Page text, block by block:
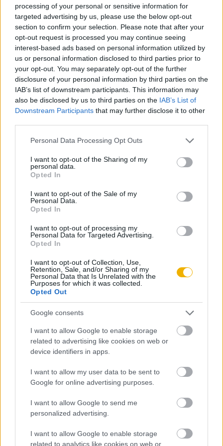
processing of your personal or sensitive information for
targeted advertising by us, please use the below opt-out
section to confirm your selection. Please note that after your
opt-out request is processed you may continue seeing
interest-based ads based on personal information utilized by
us or personal information disclosed to third parties prior to
your opt-out. You may separately opt-out of the further
disclosure of your personal information by third parties on the
IAB’s list of downstream participants. This information may
also be disclosed by us to third parties on the IAB’s List of
Downstream Participants that may further disclose it to other
Please note that this website/app uses one or more Google
not limited to your visit or usage behaviour. You may click to
grant or deny consent to Google and its third-party tags to
use your data for below specified purposes in below Google
consent section.
Personal Data Processing Opt Outs
I want to opt-out of the Sharing of my
personal data.
Opted In
I want to opt-out of the Sale of my
Personal Data.
Opted In
I want to opt-out of processing my
Personal Data for Targeted Advertising.
Opted In
I want to opt-out of Collection, Use,
Retention, Sale, and/or Sharing of my
Personal Data that Is Unrelated with the
Purposes for which it was collected.
Opted Out
Google consents
I want to allow Google to enable storage
related to advertising like cookies on web or
device identifiers in apps.
I want to allow my user data to be sent to
Google for online advertising purposes.
I want to allow Google to send me
personalized advertising.
I want to allow Google to enable storage
related to analytics like cookies on web or
hadjáratban a fosztogatók valódi létszáma 15, esetleg 20 000
fő – de akadnak olyanok is, akik szerint mindössze 6000 fő –
lehetett. Az összegyűlt oszmán erők aztán egészen az ősz
kezdetéig Szendrő környékén állomásoztak, majd
Havasalföldön keresztülvágva, a Lator folyó forrásvidékén
átkeltek a Kárpátok hágóin, és három nap alatt állítólag több
száz erdélyi települést égettek fel. Nyilván – a sereg
méretéről szóló információkhoz hasonlóan – ezek a
híradások is túloznak, az viszont tény, hogy a villámgyorsan
száguldozó török sereg október 9-e után rövid idő alatt
rengeteg kincset, élelmiszert és foglyot – elsősorban nőket
A korábbi hadjáratok tapasztalatai nyomán Báthory vajda
lakosság nagy részét a hegyekbe menekítve – kivárta, míg
az ellenség a rablásban elfárad, a vagyonszerzéstől pedig
elkényelmesedik. A híres török történetíró, Kemálpasazáde,
az itáliai Antonio Bonfini és a szász krónikások egyetértenek
került sor, amikor a török sereg hazatéréshez készülődött; a
Báthory István és Kinizsi Pál vezette – feltehetően szintén
20 000 fős – magyar sereg október 13-án valószínűleg
A kenyérmezei ütközetben a magyar és az oszmán sereg
egyaránt három részre osztva harcolt: a centrumot a
keresztény oldalon Báthory, míg az ellenségnél Isza bég
vezette, a Kinizsi által irányított magyar jobbszárny Ali
béggel, a – vélhetően Brankovics parancsnoksága alatt álló
– balszárny pedig Báli béggel csapott össze. Miután a
Báthoryék a csata kezdetétől fogva fölényben harcoltak,